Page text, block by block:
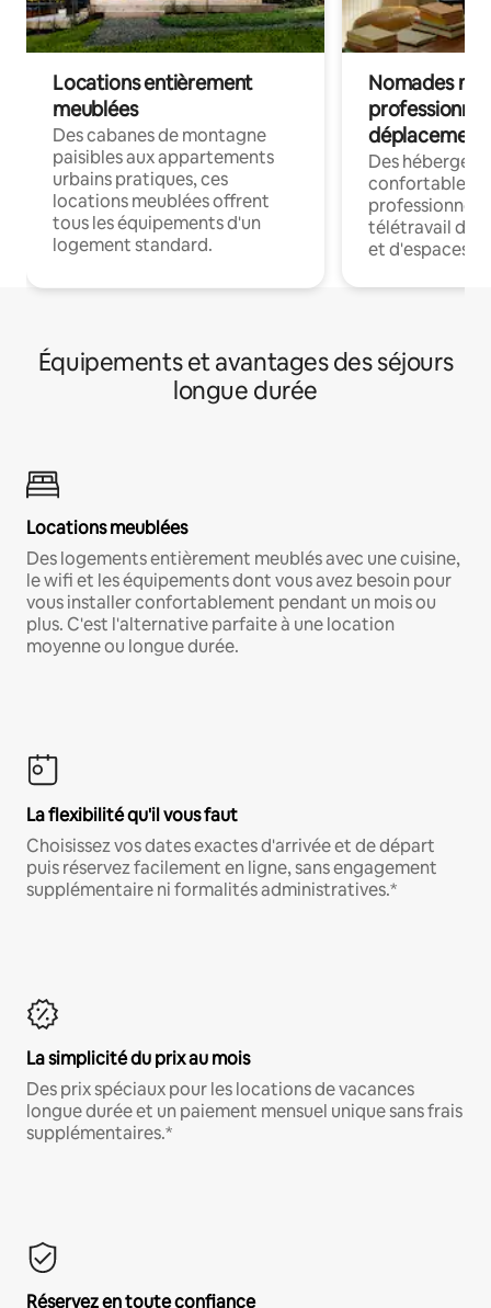
Locations entièrement
meublées
Des cabanes de montagne
paisibles aux appartements
urbains pratiques, ces
locations meublées offrent
tous les équipements d'un
logement standard.
Nomades
déplacement
Des
confortables
professionnels
télétravail
et d'espaces
Équipements et avantages des séjours
longue durée
Locations meublées
Des logements entièrement meublés avec une cuisine,
le wifi et les équipements dont vous avez besoin pour
vous installer confortablement pendant un mois ou
plus. C'est l'alternative parfaite à une location
moyenne ou longue durée.
La flexibilité qu'il vous faut
Choisissez vos dates exactes d'arrivée et de départ
puis réservez facilement en ligne, sans engagement
supplémentaire ni formalités administratives.*
La simplicité du prix au mois
Des prix spéciaux pour les locations de vacances
longue durée et un paiement mensuel unique sans frais
supplémentaires.*
Réservez en toute confiance